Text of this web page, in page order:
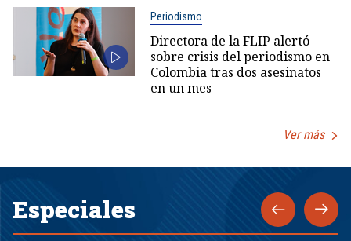
Periodismo
Directora de la FLIP alertó
sobre crisis del periodismo en
Colombia tras dos asesinatos
en un mes
Ver más
Especiales